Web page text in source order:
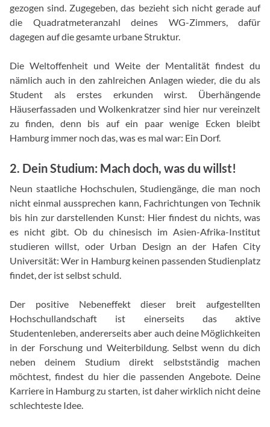
gezogen sind. Zugegeben, das bezieht sich nicht gerade auf
die Quadratmeteranzahl deines WG-Zimmers, dafür
dagegen auf die gesamte urbane Struktur.
Die Weltoffenheit und Weite der Mentalität findest du
nämlich auch in den zahlreichen Anlagen wieder, die du als
Student als erstes erkunden wirst. Überhängende
Häuserfassaden und Wolkenkratzer sind hier nur vereinzelt
zu finden, denn bis auf ein paar wenige Ecken bleibt
Hamburg immer noch das, was es mal war: Ein Dorf.
2. Dein Studium: Mach doch, was du willst!
Neun staatliche Hochschulen, Studiengänge, die man noch
nicht einmal aussprechen kann, Fachrichtungen von Technik
bis hin zur darstellenden Kunst: Hier findest du nichts, was
es nicht gibt. Ob du chinesisch im Asien-Afrika-Institut
studieren willst, oder Urban Design an der Hafen City
Universität: Wer in Hamburg keinen passenden Studienplatz
findet, der ist selbst schuld.
Der positive Nebeneffekt dieser breit aufgestellten
Hochschullandschaft ist einerseits das aktive
Studentenleben, andererseits aber auch deine Möglichkeiten
in der Forschung und Weiterbildung. Selbst wenn du dich
neben deinem Studium direkt selbstständig machen
möchtest, findest du hier die passenden Angebote. Deine
Karriere in Hamburg zu starten, ist daher wirklich nicht deine
schlechteste Idee.